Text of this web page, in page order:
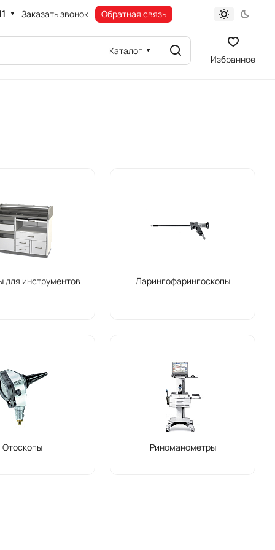
Заказать звонок Обратная связь
Каталог
Избранное
для инструментов Ларингофарингоскопы
Отоскопы Риноманометры